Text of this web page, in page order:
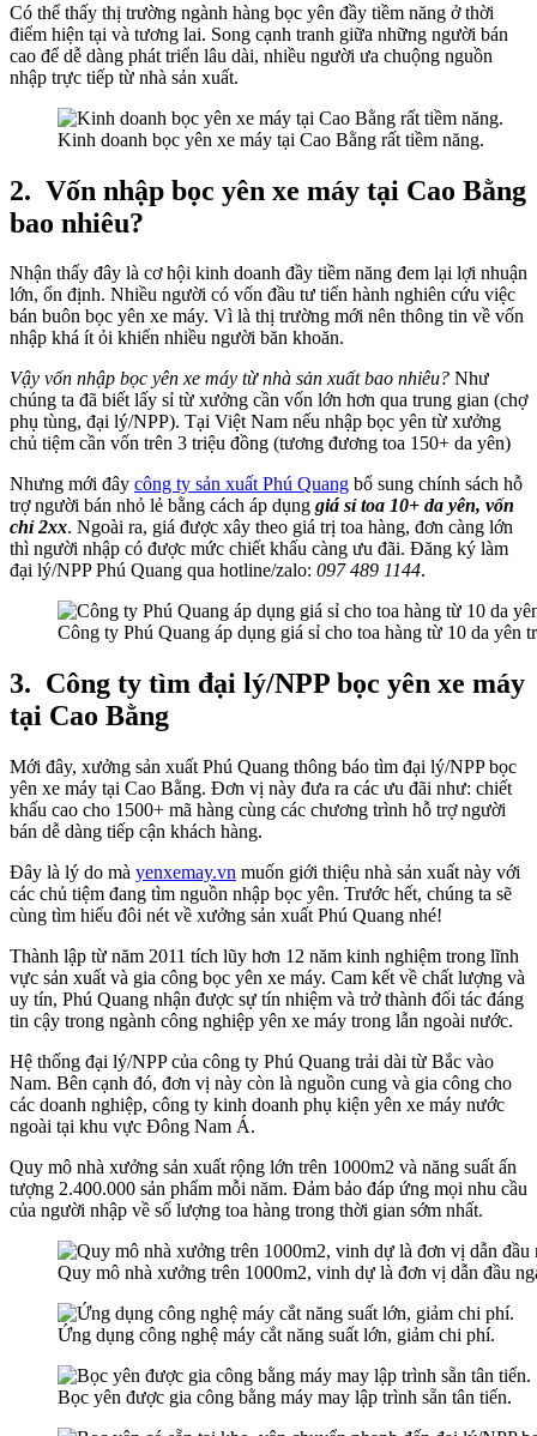
Có thể thấy thị trường ngành hàng bọc yên đầy tiềm năng ở thời
điểm hiện tại và tương lai. Song cạnh tranh giữa những người bán
cao để dễ dàng phát triển lâu dài, nhiều người ưa chuộng nguồn
nhập trực tiếp từ nhà sản xuất.
Kinh doanh bọc yên xe máy tại Cao Bằng rất tiềm năng.
2. Vốn nhập bọc yên xe máy tại Cao Bằng
bao nhiêu?
Nhận thấy đây là cơ hội kinh doanh đầy tiềm năng đem lại lợi nhuận
lớn, ổn định. Nhiều người có vốn đầu tư tiến hành nghiên cứu việc
bán buôn bọc yên xe máy. Vì là thị trường mới nên thông tin về vốn
nhập khá ít ỏi khiến nhiều người băn khoăn.
Vậy vốn nhập bọc yên xe máy từ nhà sản xuất bao nhiêu? Như
chúng ta đã biết lấy sỉ từ xưởng cần vốn lớn hơn qua trung gian (chợ
phụ tùng, đại lý/NPP). Tại Việt Nam nếu nhập bọc yên từ xưởng
chủ tiệm cần vốn trên 3 triệu đồng (tương đương toa 150+ da yên)
Nhưng mới đây công ty sản xuất Phú Quang bổ sung chính sách hỗ
trợ người bán nhỏ lẻ bằng cách áp dụng giá sỉ toa 10+ da yên, vốn
chỉ 2xx. Ngoài ra, giá được xây theo giá trị toa hàng, đơn càng lớn
thì người nhập có được mức chiết khấu càng ưu đãi. Đăng ký làm
đại lý/NPP Phú Quang qua hotline/zalo: 097 489 1144.
Công ty Phú Quang áp dụng giá sỉ cho toa hàng từ 10 da yên
3. Công ty tìm đại lý/NPP bọc yên xe máy
tại Cao Bằng
Mới đây, xưởng sản xuất Phú Quang thông báo tìm đại lý/NPP bọc
yên xe máy tại Cao Bằng. Đơn vị này đưa ra các ưu đãi như: chiết
khấu cao cho 1500+ mã hàng cùng các chương trình hỗ trợ người
bán dễ dàng tiếp cận khách hàng.
Đây là lý do mà yenxemay.vn muốn giới thiệu nhà sản xuất này với
các chủ tiệm đang tìm nguồn nhập bọc yên. Trước hết, chúng ta sẽ
cùng tìm hiểu đôi nét về xưởng sản xuất Phú Quang nhé!
Thành lập từ năm 2011 tích lũy hơn 12 năm kinh nghiệm trong lĩnh
vực sản xuất và gia công bọc yên xe máy. Cam kết về chất lượng và
uy tín, Phú Quang nhận được sự tín nhiệm và trở thành đối tác đáng
tin cậy trong ngành công nghiệp yên xe máy trong lẫn ngoài nước.
Hệ thống đại lý/NPP của công ty Phú Quang trải dài từ Bắc vào
Nam. Bên cạnh đó, đơn vị này còn là nguồn cung và gia công cho
các doanh nghiệp, công ty kinh doanh phụ kiện yên xe máy nước
ngoài tại khu vực Đông Nam Á.
Quy mô nhà xưởng sản xuất rộng lớn trên 1000m2 và năng suất ấn
tượng 2.400.000 sản phẩm mỗi năm. Đảm bảo đáp ứng mọi nhu cầu
của người nhập về số lượng toa hàng trong thời gian sớm nhất.
Quy mô nhà xưởng trên 1000m2, vinh dự là đơn vị dẫn đầu
Ứng dụng công nghệ máy cắt năng suất lớn, giảm chi phí.
Bọc yên được gia công bằng máy may lập trình sẵn tân tiến.